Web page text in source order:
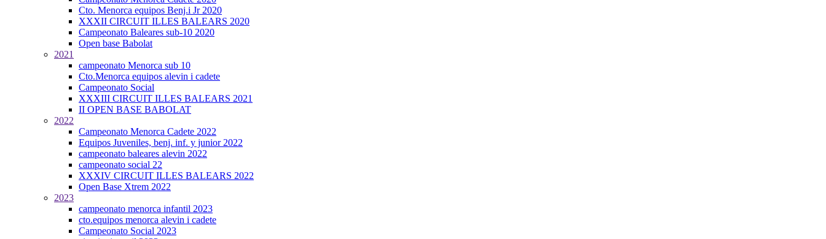
Cto. Menorca equipos Benj.i Jr 2020
XXXII CIRCUIT ILLES BALEARS 2020
Campeonato Baleares sub-10 2020
Open base Babolat
2021
campeonato Menorca sub 10
Cto.Menorca equipos alevin i cadete
Campeonato Social
XXXIII CIRCUIT ILLES BALEARS 2021
II OPEN BASE BABOLAT
2022
Campeonato Menorca Cadete 2022
Equipos Juveniles, benj. inf. y junior 2022
campeonato baleares alevin 2022
campeonato social 22
XXXIV CIRCUIT ILLES BALEARS 2022
Open Base Xtrem 2022
2023
campeonato menorca infantil 2023
cto.equipos menorca alevin i cadete
Campeonato Social 2023